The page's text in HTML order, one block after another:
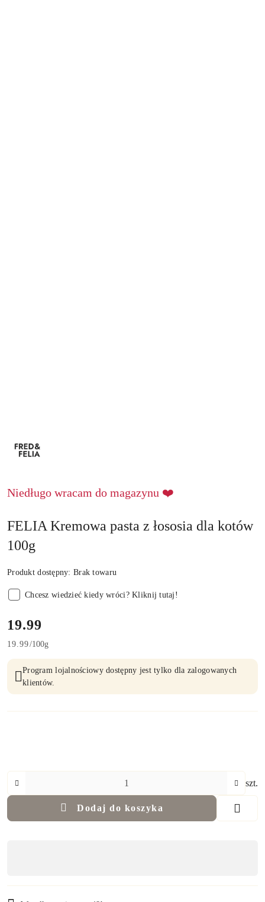
FRED
Niedługo wracam do magazynu ❤️
FELIA Kremowa pasta z łososia dla kotów
100g
Produkt dostępny:Brak towaru
Chcesz wiedzieć kiedy wróci? Kliknij tutaj!
cena:
19.99
19.99/100g
Program lojalnościowy dostępny jest tylko dla zalogowanych
klientów.
szt.
Dodaj do koszyka
i